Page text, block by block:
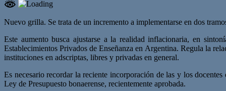
Nuevo grilla. Se trata de un incremento a implementarse en dos
Este aumento busca ajustarse a la realidad inflacionaria, en
Establecimientos Privados de Enseñanza en Argentina. Regula la
instituciones en adscriptas, libres y privadas en general.
Es necesario recordar la reciente incorporación de las y los
Ley de Presupuesto bonaerense, recientemente aprobada.